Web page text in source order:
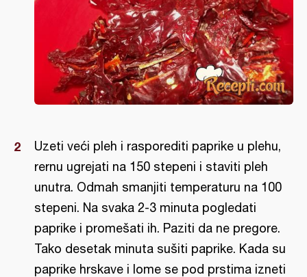
Uzeti veći pleh i rasporediti paprike u plehu,
rernu ugrejati na 150 stepeni i staviti pleh
unutra. Odmah smanjiti temperaturu na 100
stepeni. Na svaka 2-3 minuta pogledati
paprike i promešati ih. Paziti da ne pregore.
Tako desetak minuta sušiti paprike. Kada su
paprike hrskave i lome se pod prstima izneti